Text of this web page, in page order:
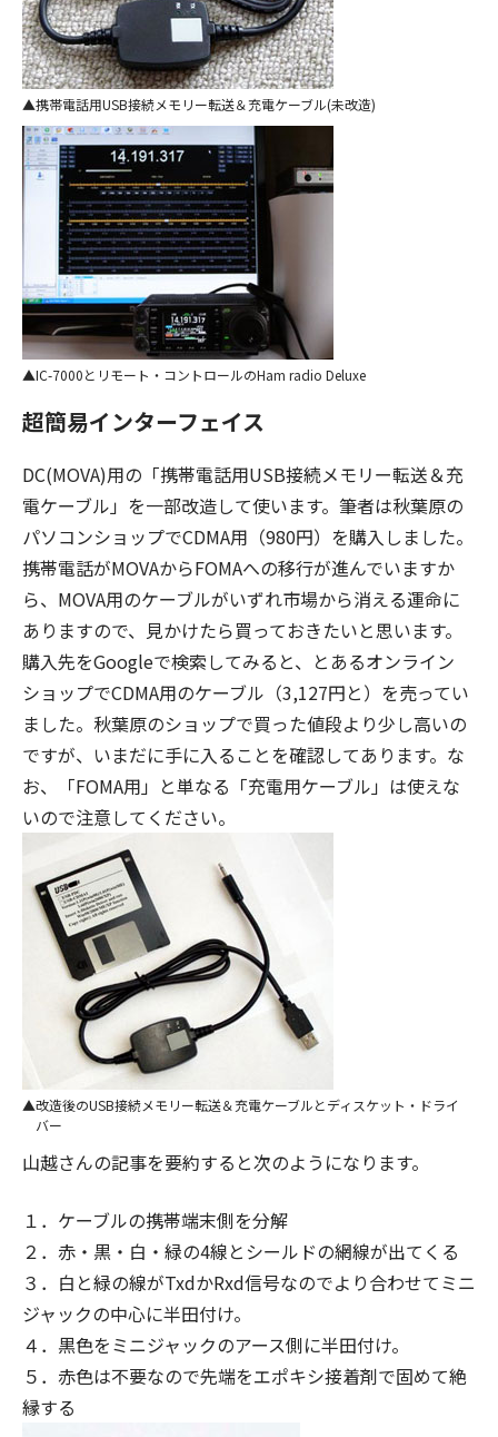
携帯電話用USB接続メモリー転送＆充電ケーブル(未改造)
IC-7000とリモート・コントロールのHam radio Deluxe
超簡易インターフェイス
DC(MOVA)用の「携帯電話用USB接続メモリー転送＆充
電ケーブル」を一部改造して使います。筆者は秋葉原の
パソコンショップでCDMA用（980円）を購入しました。
携帯電話がMOVAからFOMAへの移行が進んでいますか
ら、MOVA用のケーブルがいずれ市場から消える運命に
ありますので、見かけたら買っておきたいと思います。
購入先をGoogleで検索してみると、とあるオンライン
ショップでCDMA用のケーブル（3,127円と）を売ってい
ました。秋葉原のショップで買った値段より少し高いの
ですが、いまだに手に入ることを確認してあります。な
お、「FOMA用」と単なる「充電用ケーブル」は使えな
いので注意してください。
改造後のUSB接続メモリー転送＆充電ケーブルとディスケット・ドライ
バー
山越さんの記事を要約すると次のようになります。
１．ケーブルの携帯端末側を分解
２．赤・黒・白・緑の4線とシールドの網線が出てくる
３．白と緑の線がTxdかRxd信号なのでより合わせてミニ
ジャックの中心に半田付け。
４．黒色をミニジャックのアース側に半田付け。
５．赤色は不要なので先端をエポキシ接着剤で固めて絶
縁する